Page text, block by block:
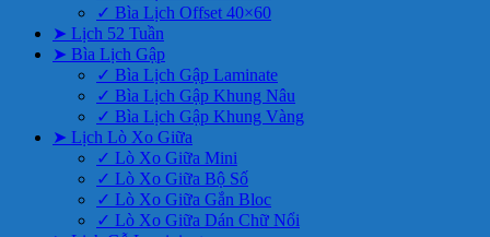
✓ Bìa Lịch Offset 40×60
➤ Lịch 52 Tuần
➤ Bìa Lịch Gập
✓ Bìa Lịch Gập Laminate
✓ Bìa Lịch Gập Khung Nâu
✓ Bìa Lịch Gập Khung Vàng
➤ Lịch Lò Xo Giữa
✓ Lò Xo Giữa Mini
✓ Lò Xo Giữa Bộ Số
✓ Lò Xo Giữa Gắn Bloc
✓ Lò Xo Giữa Dán Chữ Nổi